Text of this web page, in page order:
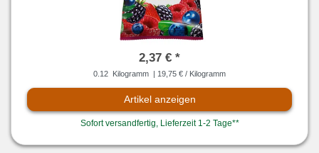
2,37 € *
0.12 Kilogramm | 19,75 € / Kilogramm
Artikel anzeigen
Sofort versandfertig, Lieferzeit 1-2 Tage**